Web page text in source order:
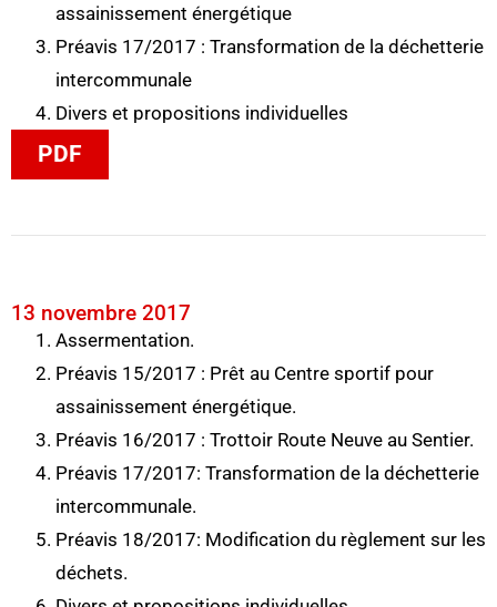
assainissement énergétique
Préavis 17/2017 : Transformation de la déchetterie
intercommunale
Divers et propositions individuelles
PDF
13 novembre 2017
Assermentation.
Préavis 15/2017 : Prêt au Centre sportif pour
assainissement énergétique.
Préavis 16/2017 : Trottoir Route Neuve au Sentier.
Préavis 17/2017: Transformation de la déchetterie
intercommunale.
Préavis 18/2017: Modification du règlement sur les
déchets.